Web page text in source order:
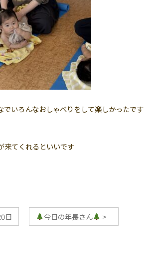
でいろんなおしゃべりをして楽しかったです
来てくれるといいです
日 今日の年長さん >